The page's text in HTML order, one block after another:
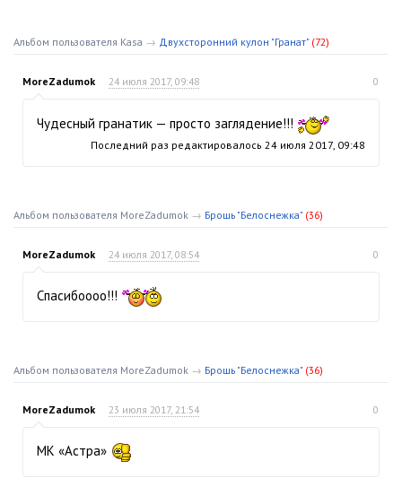
Альбом пользователя Kasa → Двухсторонний кулон "Гранат" (72)
MoreZadumok 24 июля 2017, 09:48 0
Чудесный гранатик — просто заглядение!!!
Последний раз редактировалось 24 июля 2017, 09:48
Альбом пользователя MoreZadumok → Брошь "Белоснежка" (36)
MoreZadumok 24 июля 2017, 08:54 0
Спасибоооо!!!
Альбом пользователя MoreZadumok → Брошь "Белоснежка" (36)
MoreZadumok 23 июля 2017, 21:54 0
МК «Астра»